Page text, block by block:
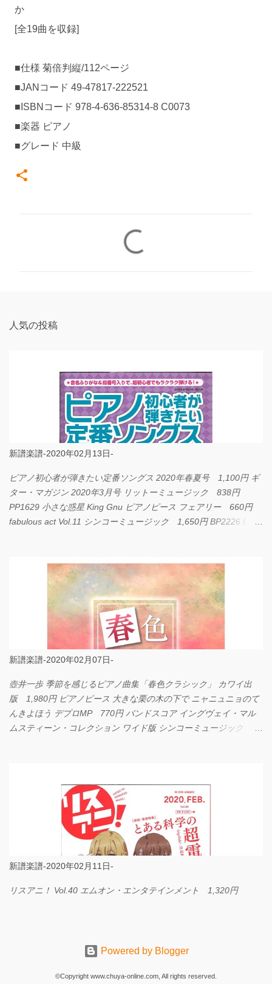
か
[全19曲を収録]
■仕様 菊倍判縦/112ページ
■JANコード 49-47817-222521
■ISBNコード 978-4-636-85314-8 C0073
■楽器 ピアノ
■グレード 中級
人気の投稿
新譜楽譜-2020年02月13日-
ピアノ初心者が弾きたい定番ソングス 2020年春夏号 1,100円 ギ
ター・マガジン 2020年3月号 リットーミュージック 838円
PP1629 小さな惑星 King Gnu ピアノピース フェアリー 660円
fabulous act Vol.11 シンコーミュージック 1,650円 BP2226 I
新譜楽譜-2020年02月07日-
壺井一歩 季節を感じるピアノ曲集「春色クラシック」 カワイ出
版 1,980円 ピアノピース 大きな栗の木の下で ニャニュニョのて
んきよほう デプロMP 770円 バンドスコア イングヴェイ・マル
ムスティーン・コレクション ワイド版 シンコーミュージック
新譜楽譜-2020年02月11日-
リスアニ！ Vol.40 エムオン・エンタテインメント 1,320円
Powered by Blogger
©Copyright www.chuya-online.com, All rights reserved.